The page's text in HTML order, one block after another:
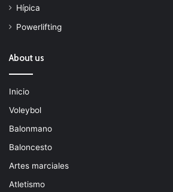
Hípica
Powerlifting
About us
Inicio
Voleybol
Balonmano
Baloncesto
Artes marciales
Atletismo